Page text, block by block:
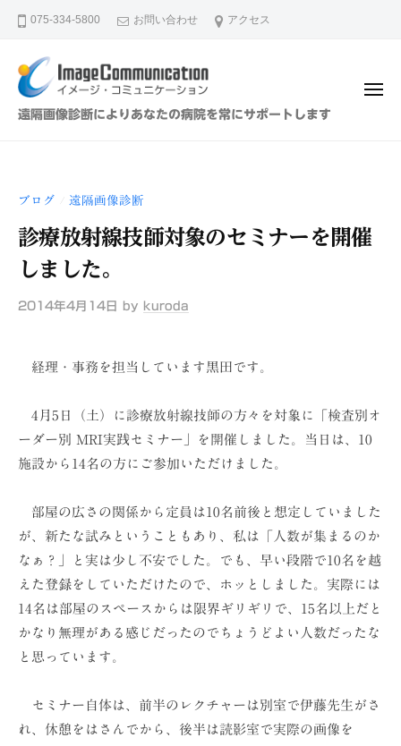
075-334-5800 お問い合わせ アクセス
イ
コ
ミ
ニ
ー
ョ
ン
（
）
遠隔画像診断によりあなたの病院を常にサポートします
メ
ブログ 遠隔画像診断
診療放射線技師対象のセミナーを開催
しました。
2014年4月14日 by kuroda
経理・事務を担当しています黒田です。
4月5日（土）に診療放射線技師の方々を対象に「検査別オ
ーダー別 MRI実践セミナー」を開催しました。当日は、10
施設から14名の方にご参加いただけました。
部屋の広さの関係から定員は10名前後と想定していました
が、新たな試みということもあり、私は「人数が集まるのか
なぁ？」と実は少し不安でした。でも、早い段階で10名を越
えた登録をしていただけたので、ホッとしました。実際には
14名は部屋のスペースからは限界ギリギリで、15名以上だと
かなり無理がある感じだったのでちょうどよい人数だったな
と思っています。
セミナー自体は、前半のレクチャーは別室で伊藤先生がさ
れ、休憩をはさんでから、後半は読影室で実際の画像を
メ
ジ
・
コ
ケ
シ
ョ
ン
（